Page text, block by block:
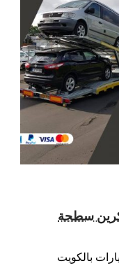
/ ونش كرين سطحة
بالكويت